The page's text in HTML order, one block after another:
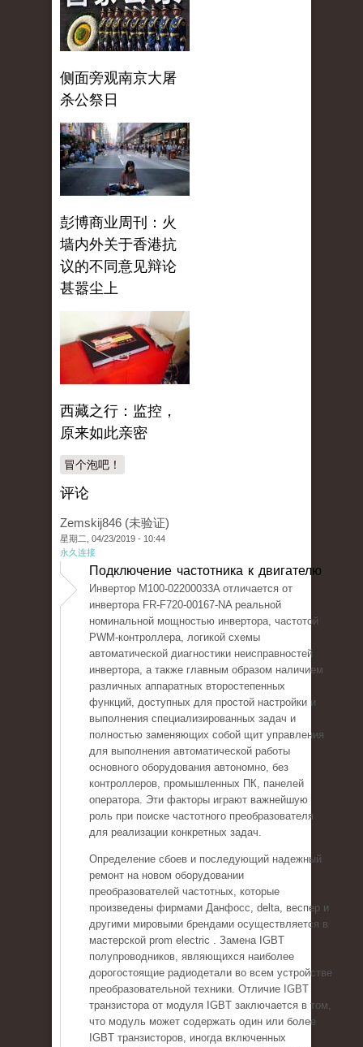
侧面旁观南京大屠
杀公祭日
彭博商业周刊：火
墙内外关于香港抗
议的不同意见辩论
甚嚣尘上
西藏之行：监控，
原来如此亲密
冒个泡吧！
评论
Zemskij846 (未验证)
星期二, 04/23/2019 - 10:44
永久连接
Подключение частотника к двигателю
Инвертор M100-02200033A отличается от
инвертора FR-F720-00167-NA реальной
номинальной мощностью инвертора, частотой
PWM-контроллера, логикой схемы
автоматической диагностики неисправностей
инвертора, а также главным образом наличием
различных аппаратных второстепенных
функций, доступных для простой настройки и
выполнения специализированных задач и
полностью заменяющих собой щит управления
для выполнения автоматической работы
основного оборудования автономно, без
контроллеров, промышленных ПК, панелей
оператора. Эти факторы играют важнейшую
роль при поиске частотного преобразователя
для реализации конкретных задач.
Определение сбоев и последующий надежный
ремонт на новом оборудовании
преобразователей частотных, которые
произведены фирмами Данфосс, delta, веспер и
другими мировыми брендами осуществляется в
мастерской prom electric . Замена IGBT
полупроводников, являющихся наиболее
дорогостоящие радиодетали во всем устройстве
преобразовательной техники. Отличие IGBT
транзистора от модуля IGBT заключается в том,
что модуль может содержать один или более
IGBT транзисторов, иногда включенных